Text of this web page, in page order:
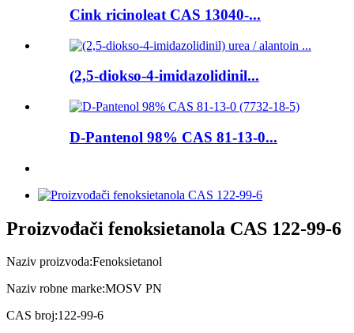
Cink ricinoleat CAS 13040-...
(2,5-diokso-4-imidazolidinil...
D-Pantenol 98% CAS 81-13-0...
Proizvođači fenoksietanola CAS 122-99-6
Naziv proizvoda:Fenoksietanol
Naziv robne marke:MOSV PN
CAS broj:122-99-6